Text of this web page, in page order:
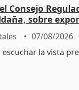
Consejo
sobre
07/08/2026